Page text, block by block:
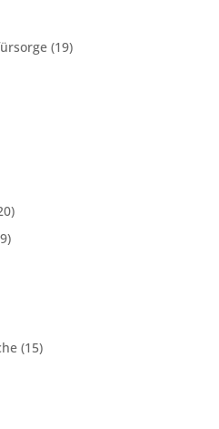
(19)
(15)